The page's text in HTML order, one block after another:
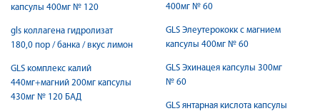
капсулы 400мг № 120
gls коллагена гидролизат
180,0 пор / банка / вкус лимон
GLS комплекс калий
440мг+магний 200мг капсулы
430мг № 120 БАД
400мг № 60
GLS Элеутерококк с магнием
капсулы 400мг № 60
GLS Эхинацея капсулы 300мг
№ 60
GLS янтарная кислота капсулы